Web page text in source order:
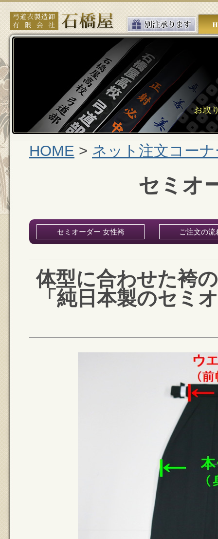
HOME > ネット注文コー
セミオ
セミオーダー 女性袴 ご注文の流
体型に合わせた袴
「純日本製のセミ